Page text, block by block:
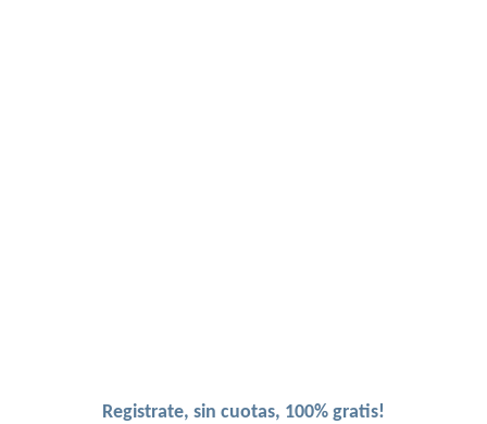
Registrate, sin cuotas, 100% gratis!